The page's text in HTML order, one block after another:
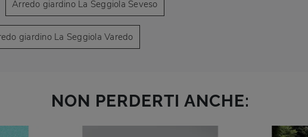
Arredo giardino La Seggiola Seveso
giardino La Seggiola Varedo
NON PERDERTI ANCHE: